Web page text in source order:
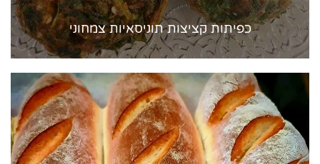
כפיתות קציצות תוניסאיות צמחוני